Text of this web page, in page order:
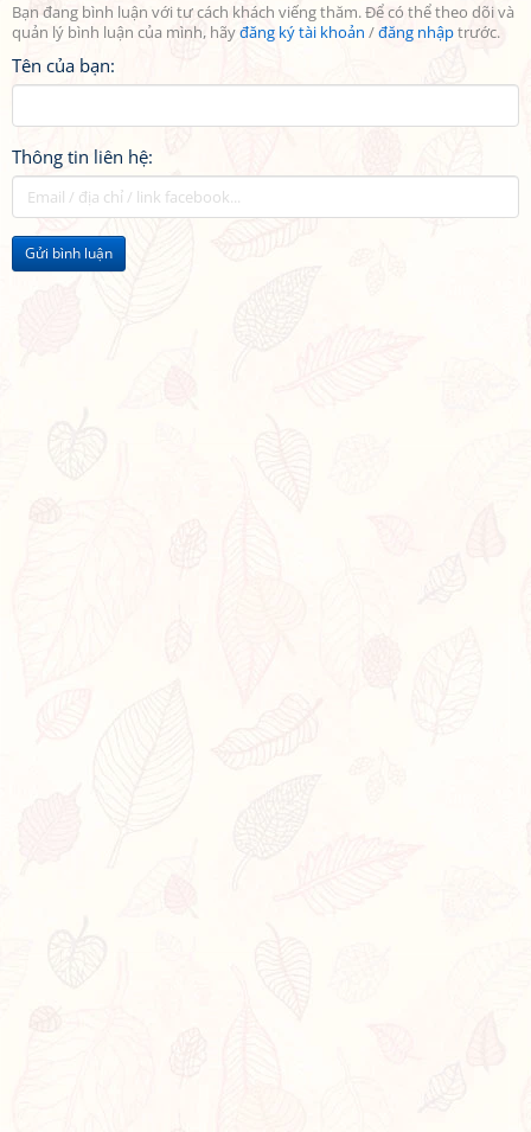
Bạn đang bình luận với tư cách khách viếng thăm. Để có thể theo dõi và
quản lý bình luận của mình, hãyđăng ký tài khoản /đăng nhậptrước.
Tên của bạn:
Thông tin liên hệ:
Gửi bình luận